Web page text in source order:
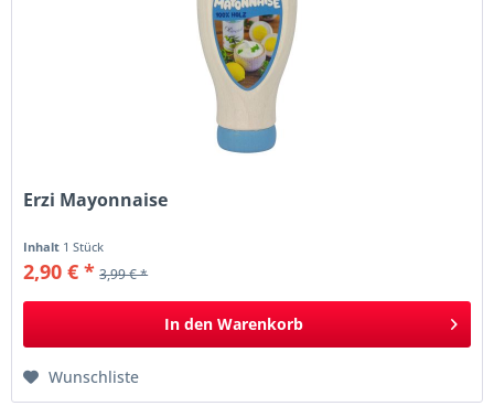
Erzi Mayonnaise
Inhalt 1 Stück
2,90 € * 3,99 € *
In den Warenkorb
Wunschliste